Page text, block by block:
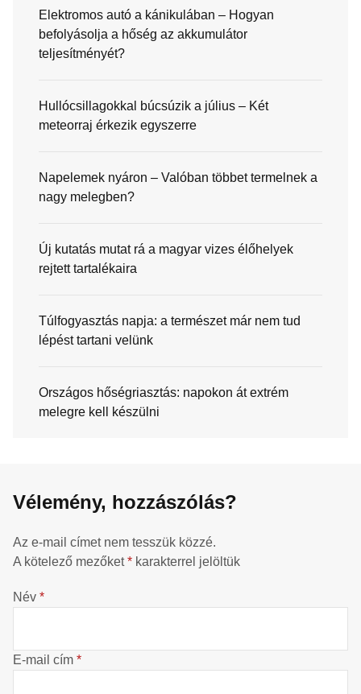
Elektromos autó a kánikulában – Hogyan
befolyásolja a hőség az akkumulátor
teljesítményét?
Hullócsillagokkal búcsúzik a július – Két
meteorraj érkezik egyszerre
Napelemek nyáron – Valóban többet termelnek a
nagy melegben?
Új kutatás mutat rá a magyar vizes élőhelyek
rejtett tartalékaira
Túlfogyasztás napja: a természet már nem tud
lépést tartani velünk
Országos hőségriasztás: napokon át extrém
melegre kell készülni
Vélemény, hozzászólás?
Az e-mail címet nem tesszük közzé.
A kötelező mezőket* karakterrel jelöltük
Név *
E-mail cím *